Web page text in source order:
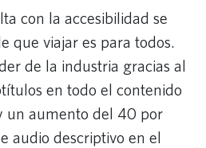
con la accesibilidad se
que viajar es para todos.
de la industria gracias al
en todo el contenido
un aumento del 40 por
audio descriptivo en el